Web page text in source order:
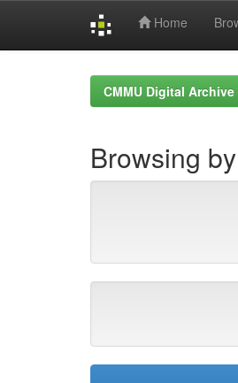
Home
CMMU Digital Archive
Browsing